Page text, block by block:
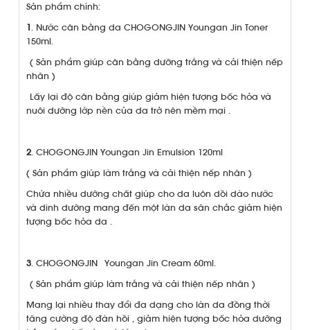
Sản phẩm chính:
1. N­ước cân bằng da CHOGONGJIN Youngan Jin Toner
150ml.
( Sản phẩm giúp cân bằng dưỡng trắng và cải thiện nếp
nhăn )
Lấy lại độ cân bằng giúp giảm hiện tượng bốc hỏa và
nuôi dưỡng lớp nền của da trở nên mềm mại .
2. CHOGONGJIN Youngan Jin Emulsion 120ml
( Sản phẩm giúp làm trắng và cải thiện nếp nhăn )
Chứa nhiều dưỡng chất giúp cho da luôn dồi dào nước
và dinh dưỡng mang đến một làn da săn chắc giảm hiện
tượng bốc hỏa da .
3. CHOGONGJIN Youngan Jin Cream 60ml.
( Sản phẩm giúp làm trắng và cải thiện nếp nhăn )
Mang lại nhiều thay đổi đa dạng cho làn da đồng thời
tăng cường độ đàn hồi , giảm hiện tượng bốc hỏa dưỡng